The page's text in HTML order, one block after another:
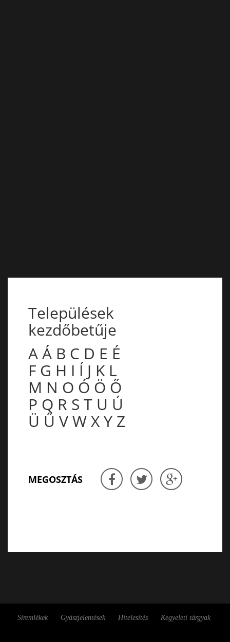
Települések
kezdőbetűje
AÁ B C D E É
F G H I Í J K L
M N O Ó Ö Ő
P Q R S T U Ú
Ü Ű VWXY Z
MEGOSZTÁS
Síremlékek Gyászjelentések Hitelesítés Kegyeleti tárgyak